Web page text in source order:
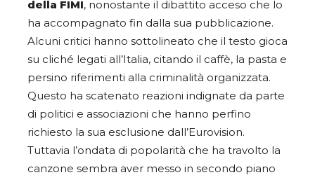
della FIMI, nonostante il dibattito acceso che lo
ha accompagnato fin dalla sua pubblicazione.
Alcuni critici hanno sottolineato che il testo gioca
su cliché legati all’Italia, citando il caffè, la pasta e
persino riferimenti alla criminalità organizzata.
Questo ha scatenato reazioni indignate da parte
di politici e associazioni che hanno perfino
richiesto la sua esclusione dall’Eurovision.
Tuttavia l’ondata di popolarità che ha travolto la
canzone sembra aver messo in secondo piano